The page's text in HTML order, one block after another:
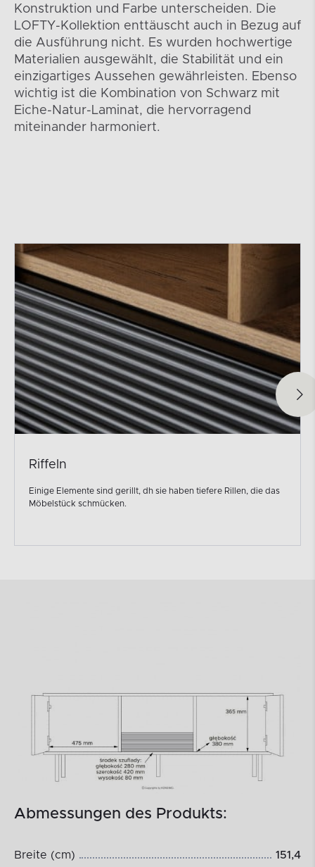
Konstruktion und Farbe unterscheiden. Die
LOFTY-Kollektion enttäuscht auch in Bezug auf
die Ausführung nicht. Es wurden hochwertige
Materialien ausgewählt, die Stabilität und ein
einzigartiges Aussehen gewährleisten. Ebenso
wichtig ist die Kombination von Schwarz mit
Eiche-Natur-Laminat, die hervorragend
miteinander harmoniert.
Riffeln
Einige Elemente sind gerillt, dh sie haben tiefere Rillen, die das
Möbelstück schmücken.
Abmessungen des Produkts:
Breite (cm) 151,4